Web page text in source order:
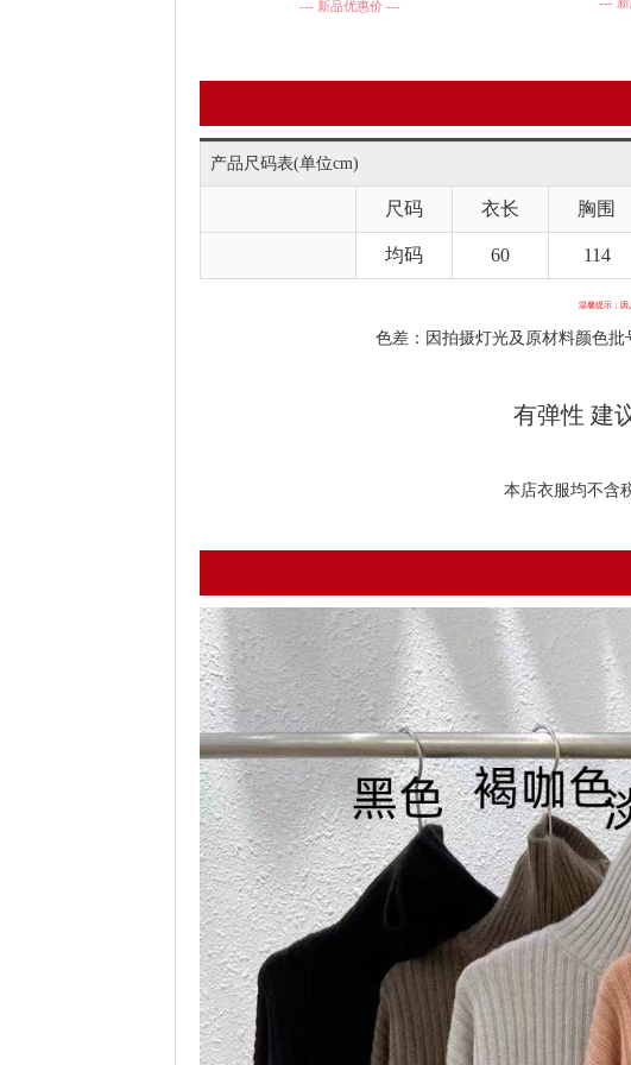
--- 新品优惠价 --- ---
产品尺码表(单位cm)
尺码 衣长 胸围
均码 60 114
温馨提示；因
色差：因拍摄灯光及原材料颜色批号原因
有弹性 建
本店衣服均不含税点价格 如需